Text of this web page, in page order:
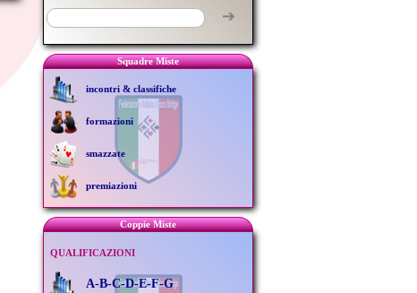
➔
Squadre Miste
incontri & classifiche
formazioni
smazzate
premiazioni
Coppie Miste
QUALIFICAZIONI
A-B-C-D-E-F-G